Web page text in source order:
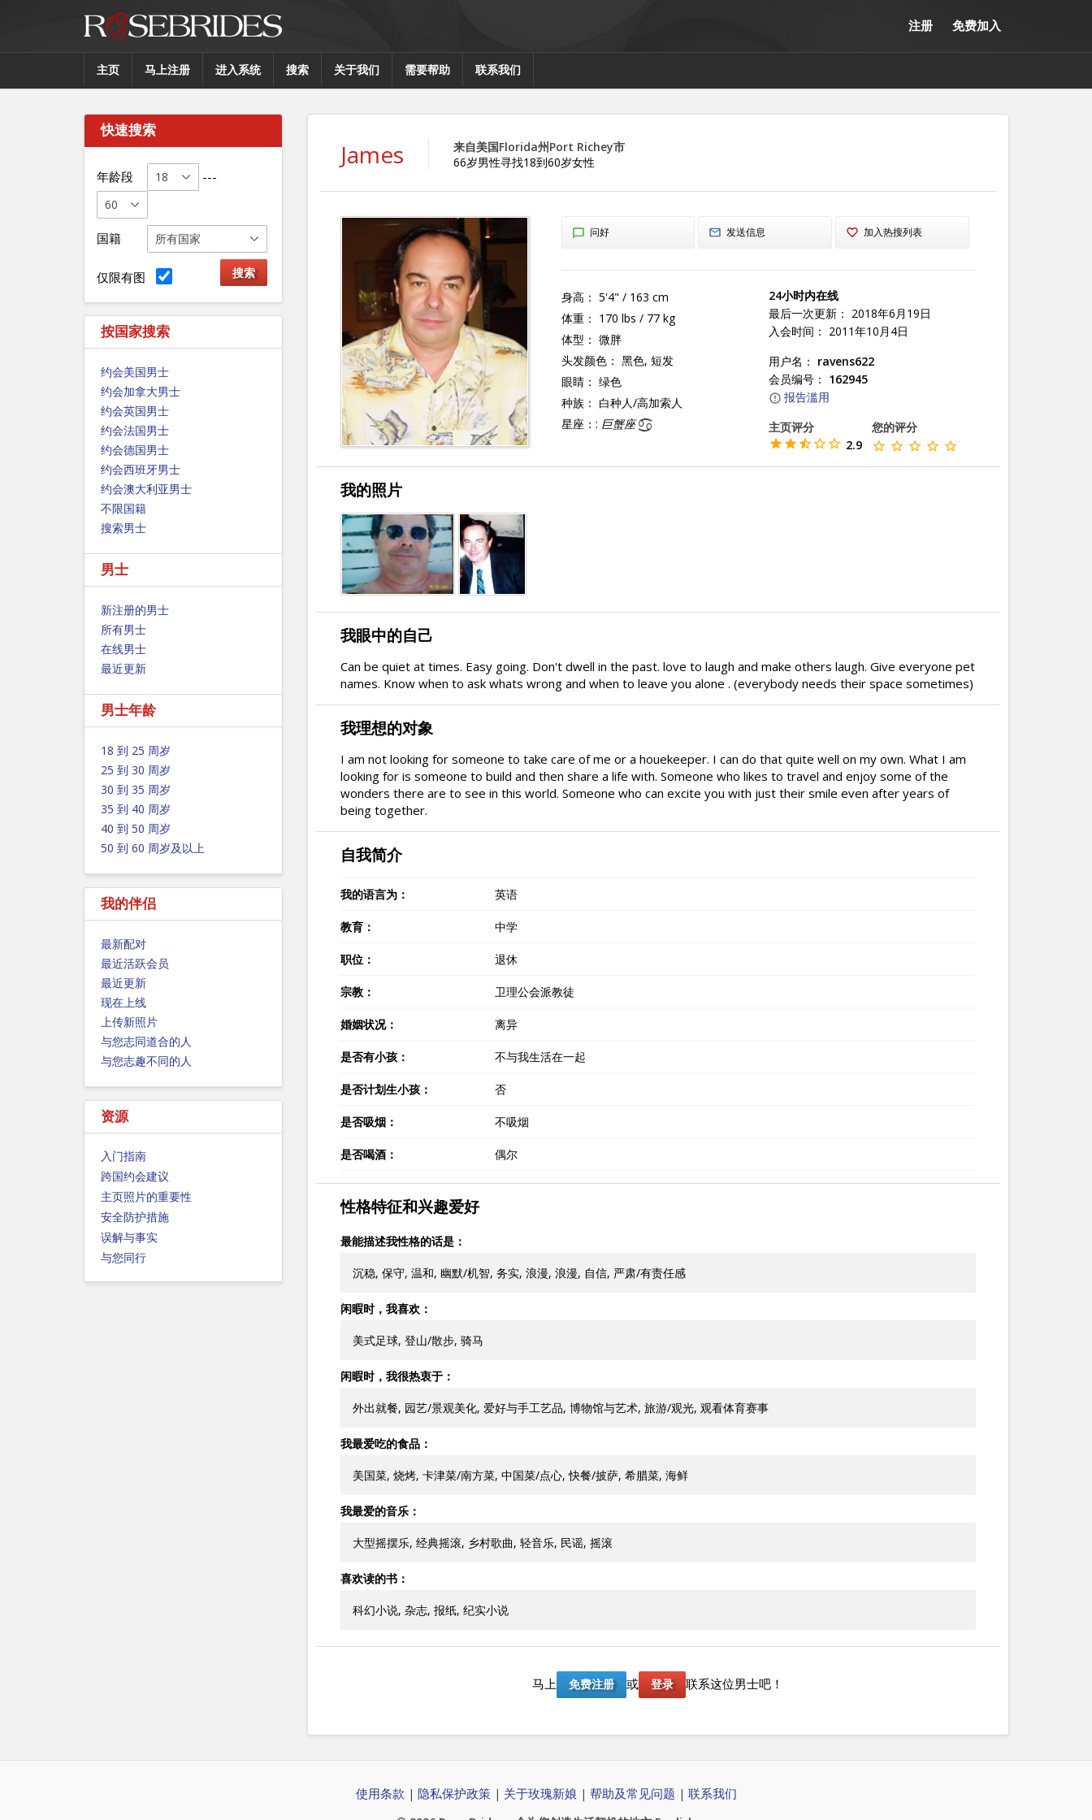
注册 免费加入
主页 马上注册 进入系统 搜索 关于我们 需要帮助 联系我们
快速搜索
年龄段 ---
国籍
仅限有图
按国家搜索
约会美国男士
约会加拿大男士
约会英国男士
约会法国男士
约会德国男士
约会西班牙男士
约会澳大利亚男士
不限国籍
搜索男士
男士
新注册的男士
所有男士
在线男士
最近更新
男士年龄
18 到 25 周岁
25 到 30 周岁
30 到 35 周岁
35 到 40 周岁
40 到 50 周岁
50 到 60 周岁及以上
我的伴侣
最新配对
最近活跃会员
最近更新
现在上线
上传新照片
与您志同道合的人
与您志趣不同的人
资源
入门指南
跨国约会建议
主页照片的重要性
安全防护措施
误解与事实
与您同行
James
来自美国Florida州Port Richey市
66岁男性寻找18到60岁女性
问好 发送信息 加入热搜列表
身高： 5'4" / 163 cm
体重： 170 lbs / 77 kg
体型： 微胖
头发颜色： 黑色, 短发
眼睛： 绿色
种族： 白种人/高加索人
星座：: 巨蟹座
24小时内在线
最后一次更新： 2018年6月19日
入会时间： 2011年10月4日
用户名： ravens622
会员编号： 162945
报告滥用
主页评分
2.9
您的评分
我的照片
我眼中的自己
Can be quiet at times. Easy going. Don't dwell in the past. love to laugh and make others laugh. Give everyone pet
names. Know when to ask whats wrong and when to leave you alone . (everybody needs their space sometimes)
我理想的对象
I am not looking for someone to take care of me or a houekeeper. I can do that quite well on my own. What I am
looking for is someone to build and then share a life with. Someone who likes to travel and enjoy some of the
wonders there are to see in this world. Someone who can excite you with just their smile even after years of
being together.
自我简介
我的语言为： 英语
教育： 中学
职位： 退休
宗教： 卫理公会派教徒
婚姻状况： 离异
是否有小孩： 不与我生活在一起
是否计划生小孩： 否
是否吸烟： 不吸烟
是否喝酒： 偶尔
性格特征和兴趣爱好
最能描述我性格的话是：
沉稳, 保守, 温和, 幽默/机智, 务实, 浪漫, 浪漫, 自信, 严肃/有责任感
闲暇时，我喜欢：
美式足球, 登山/散步, 骑马
闲暇时，我很热衷于：
外出就餐, 园艺/景观美化, 爱好与手工艺品, 博物馆与艺术, 旅游/观光, 观看体育赛事
我最爱吃的食品：
美国菜, 烧烤, 卡津菜/南方菜, 中国菜/点心, 快餐/披萨, 希腊菜, 海鲜
我最爱的音乐：
大型摇摆乐, 经典摇滚, 乡村歌曲, 轻音乐, 民谣, 摇滚
喜欢读的书：
科幻小说, 杂志, 报纸, 纪实小说
马上 免费注册 或 登录 联系这位男士吧！
使用条款 | 隐私保护政策| 关于玫瑰新娘 | 帮助及常见问题 | 联系我们